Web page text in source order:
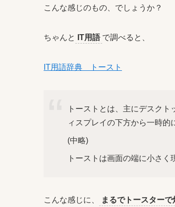
こんな感じのもの、でしょうか？
ちゃんと IT用語 で調べると、
IT用語辞典 トースト
トーストとは、主にデスク
ィスプレイの下方から一時的
(中略)
トーストは画面の端に小さく
こんな感じに、 まるでトースターで